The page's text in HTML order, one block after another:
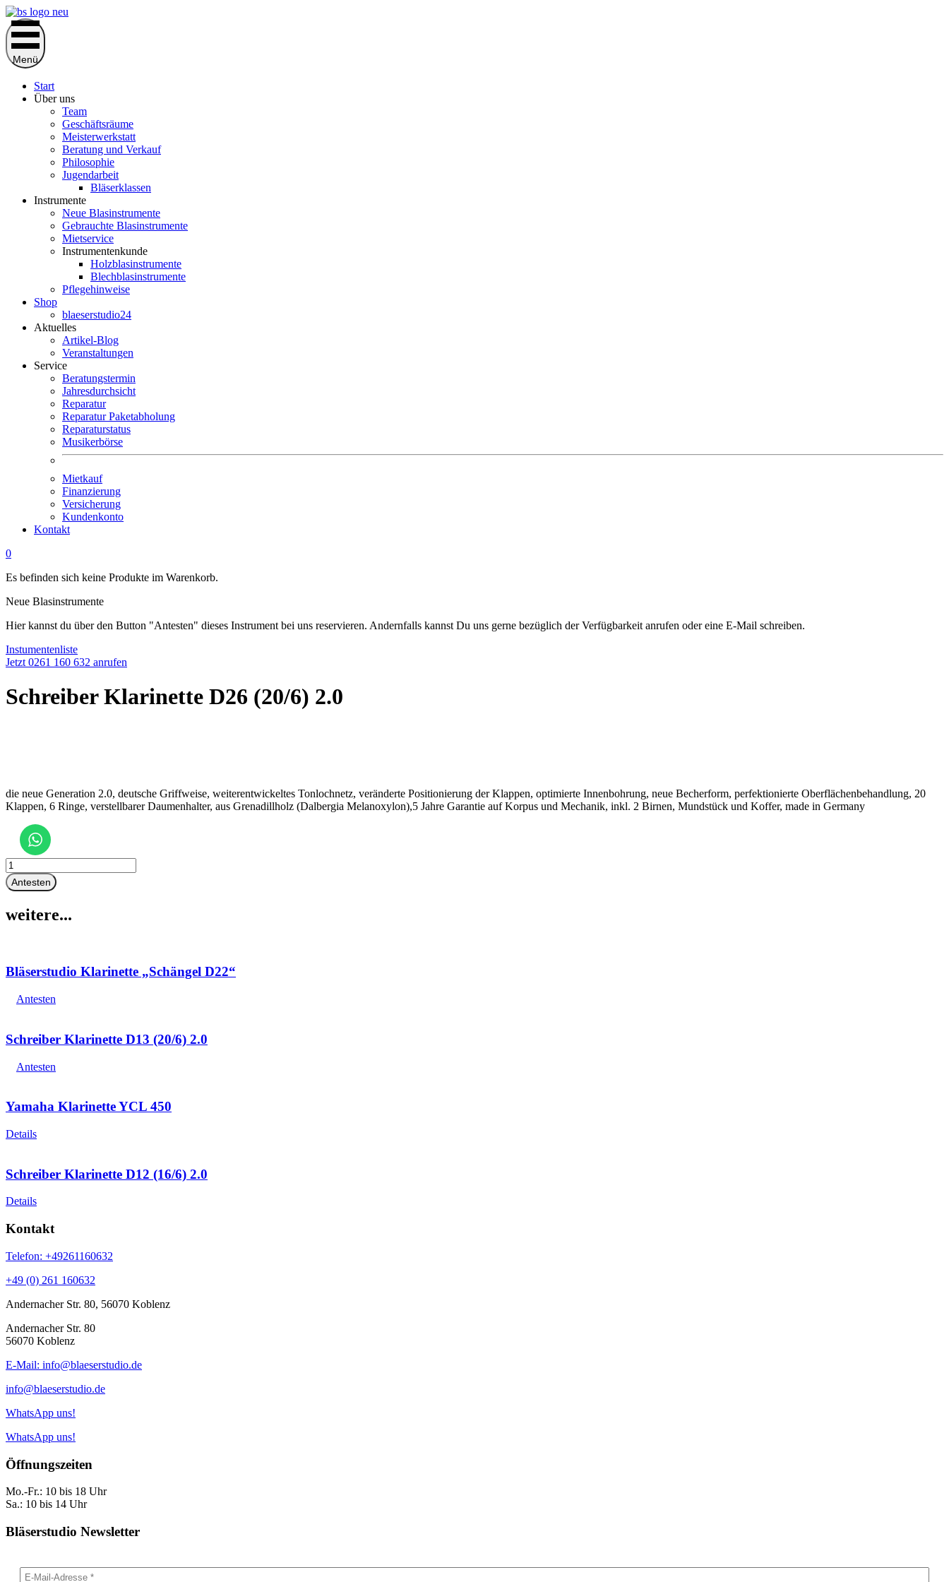
Zum
Inhalt
springen
Menü
Start
Über uns
Team
Geschäftsräume
Meisterwerkstatt
Beratung und Verkauf
Philosophie
Jugendarbeit
Bläserklassen
Instrumente
Neue Blasinstrumente
Gebrauchte Blasinstrumente
Mietservice
Instrumentenkunde
Holzblasinstrumente
Blechblasinstrumente
Pflegehinweise
Shop
blaeserstudio24
Aktuelles
Artikel-Blog
Veranstaltungen
Service
Beratungstermin
Jahresdurchsicht
Reparatur
Reparatur Paketabholung
Reparaturstatus
Musikerbörse
Mietkauf
Finanzierung
Versicherung
Kundenkonto
Kontakt
0
Es befinden sich keine Produkte im Warenkorb.
Neue Blasinstrumente
Hier kannst du über den Button "Antesten" dieses Instrument bei uns reservieren. Andernfalls kannst Du uns gerne bezüglich der Verfügbarkeit anrufen oder eine E-Mail schreiben.
Instumentenliste
Jetzt 0261 160 632 anrufen
Schreiber Klarinette D26 (20/6) 2.0
die neue Generation 2.0, deutsche Griffweise, weiterentwickeltes Tonlochnetz, veränderte Positionierung der Klappen, optimierte Innenbohrung, neue Becherform, perfektionierte Oberflächenbehandlung, 20
Klappen, 6 Ringe, verstellbarer Daumenhalter, aus Grenadillholz (Dalbergia Melanoxylon),5 Jahre Garantie auf Korpus und Mechanik, inkl. 2 Birnen, Mundstück und Koffer, made in Germany
Schreiber
Klarinette
D26
2.0
Antesten
weitere...
Bläserstudio Klarinette „Schängel D22“
Antesten
Schreiber Klarinette D13 (20/6) 2.0
Antesten
Yamaha Klarinette YCL 450
Details
Schreiber Klarinette D12 (16/6) 2.0
Details
Kontakt
Telefon: +49261160632
+49 (0) 261 160632
Andernacher Str. 80, 56070 Koblenz
Andernacher Str. 80
56070 Koblenz
E-Mail: info@blaeserstudio.de
info@blaeserstudio.de
WhatsApp uns!
WhatsApp uns!
Öffnungszeiten
Mo.-Fr.: 10 bis 18 Uhr
Sa.: 10 bis 14 Uhr
Bläserstudio Newsletter